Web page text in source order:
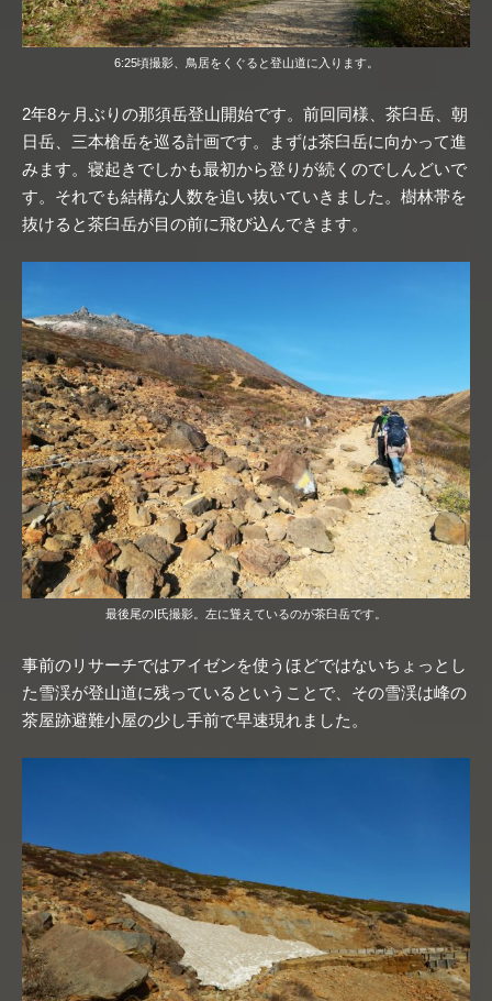
6:25頃撮影、鳥居をくぐると登山道に入ります。
2年8ヶ月ぶりの那須岳登山開始です。前回同様、茶臼岳、朝
日岳、三本槍岳を巡る計画です。まずは茶臼岳に向かって進
みます。寝起きでしかも最初から登りが続くのでしんどいで
す。それでも結構な人数を追い抜いていきました。樹林帯を
抜けると茶臼岳が目の前に飛び込んできます。
最後尾のI氏撮影。左に聳えているのが茶臼岳です。
事前のリサーチではアイゼンを使うほどではないちょっとし
た雪渓が登山道に残っているということで、その雪渓は峰の
茶屋跡避難小屋の少し手前で早速現れました。